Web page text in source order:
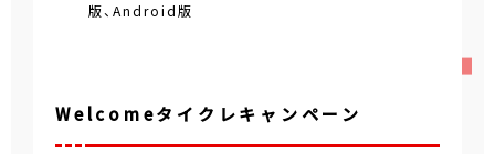
版、Android版
Welcomeタイクレキャンペーン